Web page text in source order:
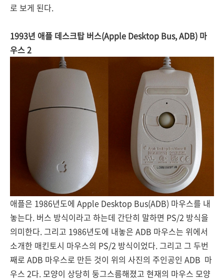
로 보게 된다.
1993년 애플 데스크탑 버스(Apple Desktop Bus, ADB) 마
우스 2
애플은 1986년도에 Apple Desktop Bus(ADB) 마우스를 내
놓는다. 버스 방식이라고 하는데 간단히 말하면 PS/2 방식을
의미한다. 그리고 1986년도에 내놓은 ADB 마우스는 위에서
소개한 매킨토시 마우스의 PS/2 방식이었다. 그리고 그 두번
째로 ADB 마우스로 만든 것이 위의 사진의 주인공인 ADB 마
우스 2다. 모양이 상당히 둥그스름해졌고 현재의 마우스 모양